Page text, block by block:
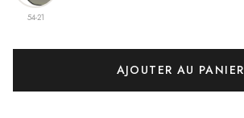
54-21
AJOUTER AU PANIER